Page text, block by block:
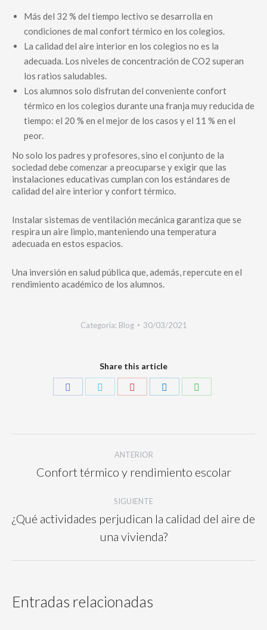
Más del 32 % del tiempo lectivo se desarrolla en
condiciones de mal confort térmico en los colegios.
La calidad del aire interior en los colegios no es la
adecuada. Los niveles de concentración de CO2 superan
los ratios saludables.
Los alumnos solo disfrutan del conveniente confort
térmico en los colegios durante una franja muy reducida de
tiempo: el 20 % en el mejor de los casos y el 11 % en el
peor.
No solo los padres y profesores, sino el conjunto de la
sociedad debe comenzar a preocuparse y exigir que las
instalaciones educativas cumplan con los estándares de
calidad del aire interior y confort térmico.
Instalar sistemas de ventilación mecánica garantiza que se
respira un aire limpio, manteniendo una temperatura
adecuada en estos espacios.
Una inversión en salud pública que, además, repercute en el
rendimiento académico de los alumnos.
Categoría: Blog 30/03/2021
Share this article
ANTERIOR
Confort térmico y rendimiento escolar
SIGUIENTE
¿Qué actividades perjudican la calidad del aire de
una vivienda?
Entradas relacionadas